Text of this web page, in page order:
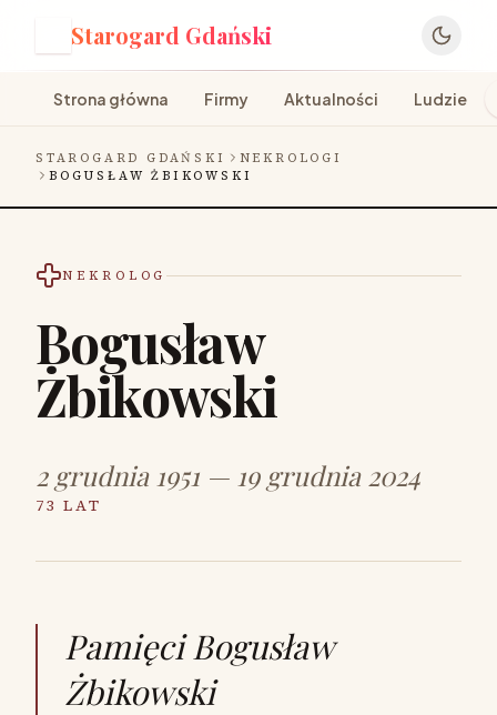
Starogard Gdański
Strona główna Firmy Aktualności Ludzie
STAROGARD GDAŃSKI
NEKROLOGI
BOGUSŁAW ŻBIKOWSKI
NEKROLOG
Bogusław
Żbikowski
2 grudnia 1951 — 19 grudnia 2024
73 LAT
Pamięci Bogusław
Żbikowski